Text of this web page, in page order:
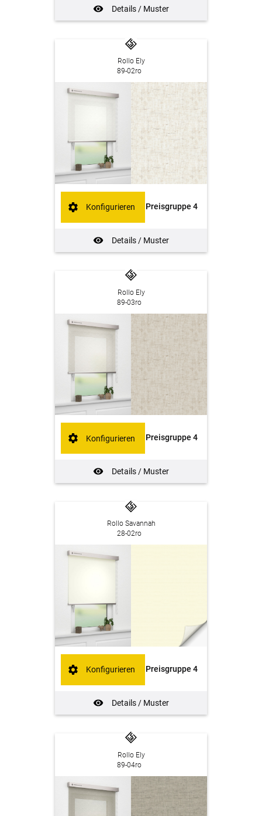
Details / Muster
Rollo Ely
89-02ro
Preisgruppe 4
Details / Muster
Konfigurieren
Rollo Ely
89-03ro
Preisgruppe 4
Details / Muster
Konfigurieren
Rollo Savannah
28-02ro
Preisgruppe 4
Details / Muster
Konfigurieren
Rollo Ely
89-04ro